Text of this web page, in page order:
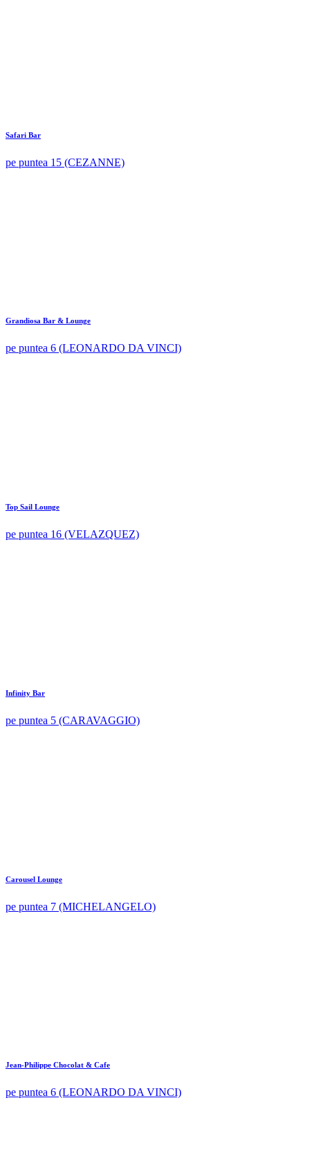
Safari Bar
pe puntea 15 (CEZANNE)
Grandiosa Bar & Lounge
pe puntea 6 (LEONARDO DA VINCI)
Top Sail Lounge
pe puntea 16 (VELAZQUEZ)
Infinity Bar
pe puntea 5 (CARAVAGGIO)
Carousel Lounge
pe puntea 7 (MICHELANGELO)
Jean-Philippe Chocolat & Cafe
pe puntea 6 (LEONARDO DA VINCI)